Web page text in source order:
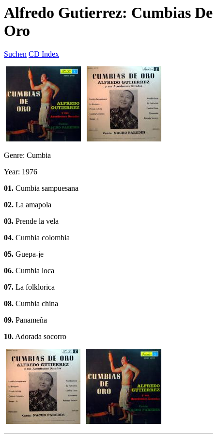
Alfredo Gutierrez: Cumbias De
Oro
Suchen CD Index
Genre: Cumbia
Year: 1976
01. Cumbia sampuesana
02. La amapola
03. Prende la vela
04. Cumbia colombia
05. Guepa-je
06. Cumbia loca
07. La folklorica
08. Cumbia china
09. Panameña
10.Adorada socorro